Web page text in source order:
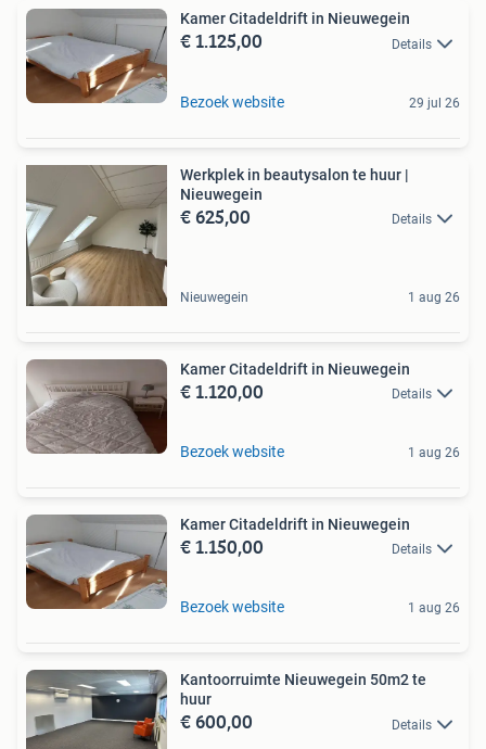
Kamer Citadeldrift in Nieuwegein
€ 1.125,00 Details
Bezoek website 29 jul 26
Werkplek in beautysalon te huur |
Nieuwegein
€ 625,00 Details
Nieuwegein 1 aug 26
Kamer Citadeldrift in Nieuwegein
€ 1.120,00 Details
Bezoek website 1 aug 26
Kamer Citadeldrift in Nieuwegein
€ 1.150,00 Details
Bezoek website 1 aug 26
Kantoorruimte Nieuwegein 50m2 te
huur
€ 600,00 Details